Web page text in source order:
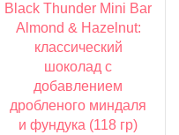
Black Thunder Mini Bar
Almond & Hazelnut:
классический
шоколад с
добавлением
дробленого миндаля
и фундука (118 гр)